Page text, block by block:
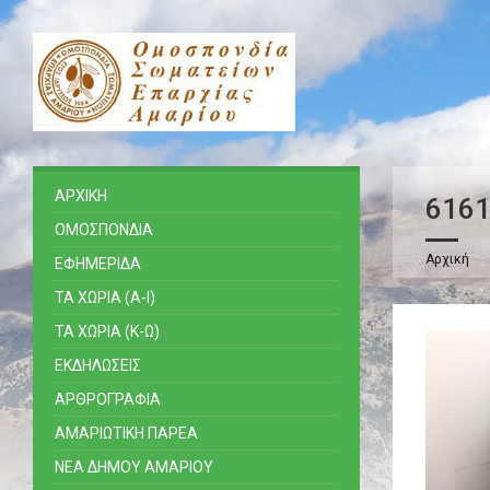
Αρχική
ΑΡΧΙΚΗ
ΟΜΟΣΠΟΝΔΙΑ
ΕΦΗΜΕΡΙΔΑ
ΤΑ ΧΩΡΙΑ (Α-Ι)
ΤΑ ΧΩΡΙΑ (Κ-Ω)
ΕΚΔΗΛΩΣΕΙΣ
ΑΡΘΡΟΓΡΑΦΙΑ
ΑΜΑΡΙΩΤΙΚΗ ΠΑΡΕΑ
ΝΕΑ ΔΗΜΟΥ ΑΜΑΡΙΟΥ